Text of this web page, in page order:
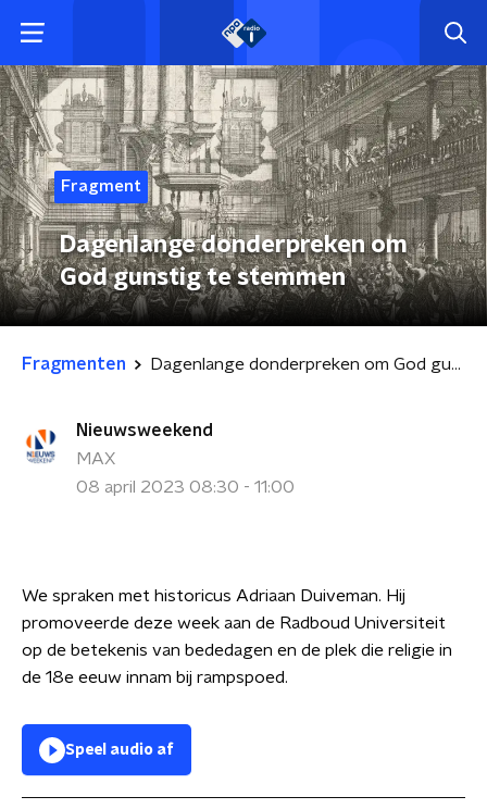
Fragment
Dagenlange donderpreken om
God gunstig te stemmen
Fragmenten Dagenlange donderpreken om God gunstig te stemmen
Nieuwsweekend
MAX
08 april 2023 08:30 - 11:00
We spraken met historicus Adriaan Duiveman. Hij
promoveerde deze week aan de Radboud Universiteit
op de betekenis van bededagen en de plek die religie in
de 18e eeuw innam bij rampspoed.
Speel audio af